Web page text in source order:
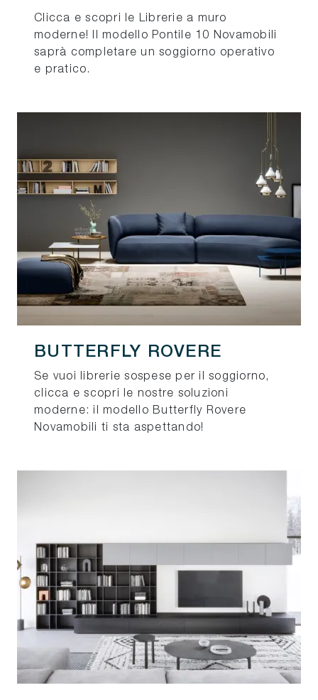
Clicca e scopri le Librerie a muro
moderne! Il modello Pontile 10 Novamobili
saprà completare un soggiorno operativo
e pratico.
BUTTERFLY ROVERE
Se vuoi librerie sospese per il soggiorno,
clicca e scopri le nostre soluzioni
moderne: il modello Butterfly Rovere
Novamobili ti sta aspettando!